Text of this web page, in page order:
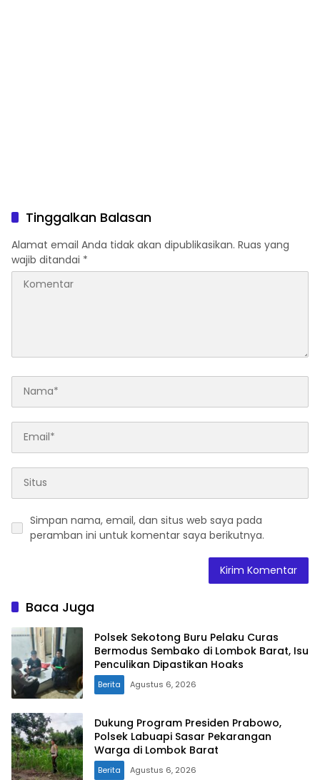
Tinggalkan Balasan
Alamat email Anda tidak akan dipublikasikan. Ruas yang
wajib ditandai *
Simpan nama, email, dan situs web saya pada
peramban ini untuk komentar saya berikutnya.
Baca Juga
Polsek Sekotong Buru Pelaku Curas
Bermodus Sembako di Lombok Barat, Isu
Penculikan Dipastikan Hoaks
Berita Agustus 6, 2026
Dukung Program Presiden Prabowo,
Polsek Labuapi Sasar Pekarangan
Warga di Lombok Barat
Berita Agustus 6, 2026